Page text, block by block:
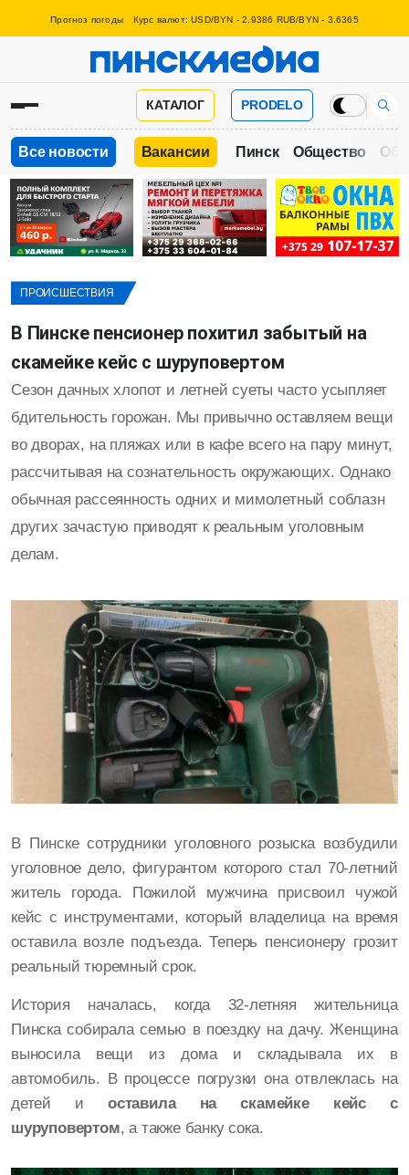
Прогноз погоды Курс валют: USD/BYN - 2.9386 RUB/BYN - 3.6365
КАТАЛОГ PRODELO
Все новости Вакансии Пинск Общество
ПРОИСШЕСТВИЯ
В Пинске пенсионер похитил забытый на
скамейке кейс с шуруповертом
Сезон дачных хлопот и летней суеты часто усыпляет
бдительность горожан. Мы привычно оставляем вещи
во дворах, на пляжах или в кафе всего на пару минут,
рассчитывая на сознательность окружающих. Однако
обычная рассеянность одних и мимолетный соблазн
других зачастую приводят к реальным уголовным
делам.
В Пинске сотрудники уголовного розыска возбудили
уголовное дело, фигурантом которого стал 70-летний
житель города. Пожилой мужчина присвоил чужой
кейс с инструментами, который владелица на время
оставила возле подъезда. Теперь пенсионеру грозит
реальный тюремный срок.
История началась, когда 32-летняя жительница
Пинска собирала семью в поездку на дачу. Женщина
выносила вещи из дома и складывала их в
автомобиль. В процессе погрузки она отвлеклась на
детей иоставила на скамейке кейс с
шуруповертом, а также банку сока.